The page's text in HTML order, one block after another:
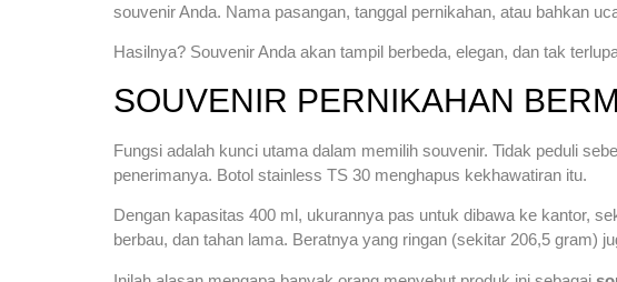
souvenir Anda. Nama pasangan, tanggal pernikahan, atau bahkan
Hasilnya? Souvenir Anda akan tampil berbeda, elegan, dan tak
SOUVENIR PERNIKAHAN
Fungsi adalah kunci utama dalam memilih souvenir. Tidak peduli
penerimanya. Botol stainless TS 30 menghapus kekhawatiran itu.
Dengan kapasitas 400 ml, ukurannya pas untuk dibawa ke kantor,
berbau, dan tahan lama. Beratnya yang ringan (sekitar 206,5 gram)